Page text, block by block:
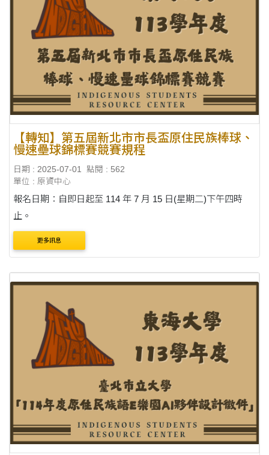
【轉知】第五屆新北市市長盃原住民族棒球、
慢速壘球錦標賽競賽規程
日期 : 2025-07-01
點閱 : 562
單位 : 原資中心
報名日期：自即日起至 114 年 7 月 15 日(星期二)下午四時
止。
更多訊息